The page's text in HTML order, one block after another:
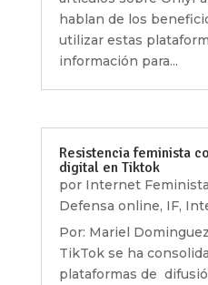
hablan de los
utilizar estas
información para...
Resistencia feminista
digital en Tiktok
por Internet Feminista
Defensa online, IF,
Por: Mariel
TikTok se ha
plataformas de